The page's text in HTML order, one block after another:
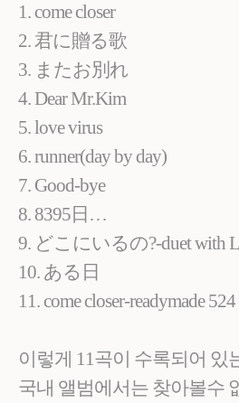
1. come closer
2. 君に贈る歌
3. またお別れ
4. Dear Mr.Kim
5. love virus
6. runner(day by day)
7. Good-bye
8. 8395日…
9. どこにいるの?-duet with
10. ある日
11. come closer-readymade
이렇게 11곡이 수록되어 있
국내 앨범에서는 찾아볼수